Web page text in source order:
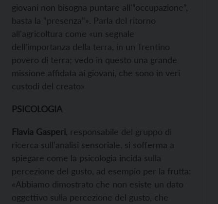
giovani non bisogna puntare all'”occupazione”,
basta la “presenza”». Parla del ritorno
all'agricoltura come «un segnale
dell'importanza della terra, in un Trentino
povero di terra; vedo in questo una grande
missione affidata ai giovani, che sono in veri
custodi del creato»
PSICOLOGIA
Flavia Gasperi , responsabile del gruppo di
ricerca sull’analisi sensoriale, si sofferma a
spiegare come la psicologia incida sulla
percezione del gusto, ad esempio per la frutta:
«Abbiamo dimostrato che non esiste un dato
oggettivo sulla percezione del gusto, che